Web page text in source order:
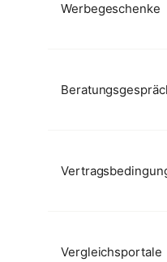
Werbegeschenke
Vergleichsportale